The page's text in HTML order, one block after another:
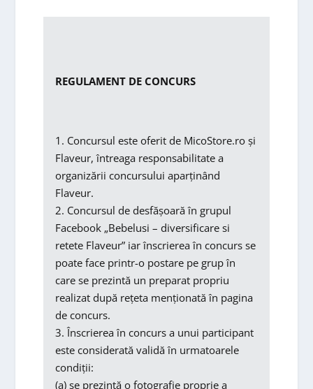
REGULAMENT DE CONCURS
1. Concursul este oferit de MicoStore.ro și
Flaveur, întreaga responsabilitate a
organizării concursului aparținând
Flaveur.
2. Concursul de desfășoară în grupul
Facebook „Bebelusi – diversificare si
retete Flaveur” iar înscrierea în concurs se
poate face printr-o postare pe grup în
care se prezintă un preparat propriu
realizat după rețeta menționată în pagina
de concurs.
3. Înscrierea în concurs a unui participant
este considerată validă în urmatoarele
condiții:
(a) se prezintă o fotografie proprie a